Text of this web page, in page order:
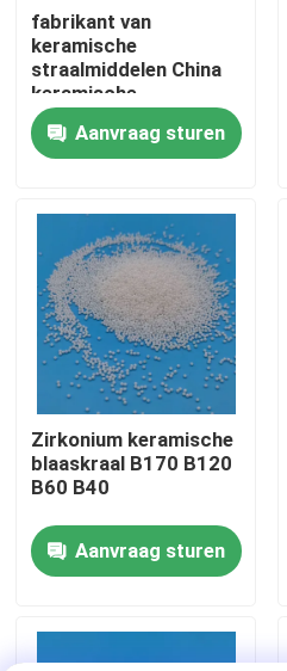
Producten
Over ons
Kwaliteitscontrole
Contacteer ons
Vraag een offerte aan
Ceramische het
Het ceramische Parel
Ceramisch het
fabrikant van
keramische
straalmiddelen China
keramische
parelstraalfabriek
Aanvraag sturen
Zirkonium keramische
blaaskraal B170 B120
B60 B40
Aanvraag sturen